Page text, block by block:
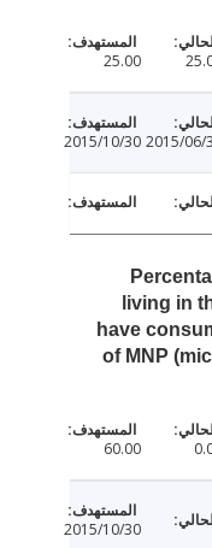
25.00
2015/10/30
have
of
60.00
2015/10/30